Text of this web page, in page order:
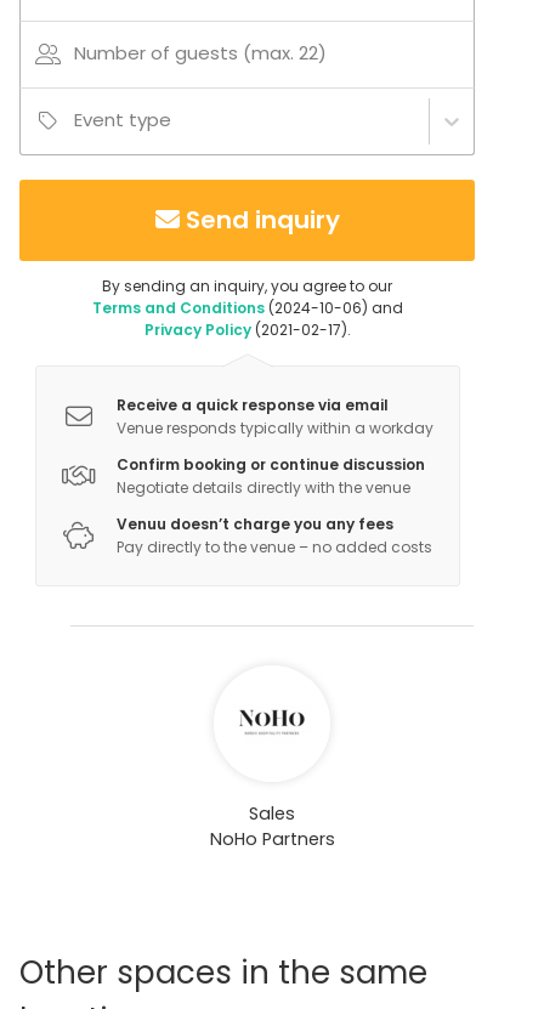
Additional information about activities
Rubyssa on myös erillinen Karaoke-huone, jonka voi
varata yksityiskäyttöön. Tilaa kerrallaan 15 hengelle.
Kysy lisää!
Number of guests (max. 22)
Event type
Send inquiry
By sending an inquiry, you agree to our
Terms and Conditions(2024-10-06) and
Privacy Policy(2021-02-17).
Receive a quick response via email
Venue responds typically within a workday
Confirm booking or continue discussion
Negotiate details directly with the venue
Venuu doesn’t charge you any fees
Pay directly to the venue – no added costs
Sales
NoHo Partners
Other spaces in the same